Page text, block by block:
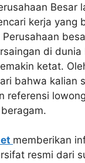
Besar
kerja yang
di
ketat.
bahwa kalian
referensi
memberikan
resmi dari